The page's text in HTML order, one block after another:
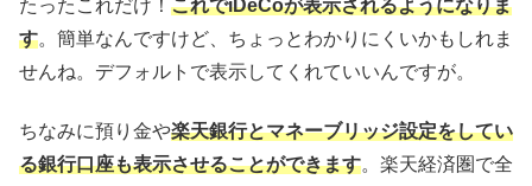
たったこれだけ！ これでiDeCoが表示されるようになりま
す。簡単なんですけど、ちょっとわかりにくいかもしれま
せんね。デフォルトで表示してくれていいんですが。
ちなみに預り金や楽天銀行とマネーブリッジ設定をしてい
る銀行口座も表示させることができます。楽天経済圏で全